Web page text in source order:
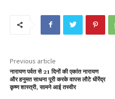
Previous article
नारायण पर्वत से 21 दिनों की एकांत नारायण
और हनुमत साधना पूरी करके वापस लौटे धीरेंद्र
कृष्ण शास्त्री, सामने आई तस्वीर